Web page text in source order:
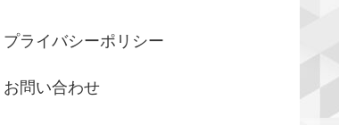
プライバシーポリシー
お問い合わせ